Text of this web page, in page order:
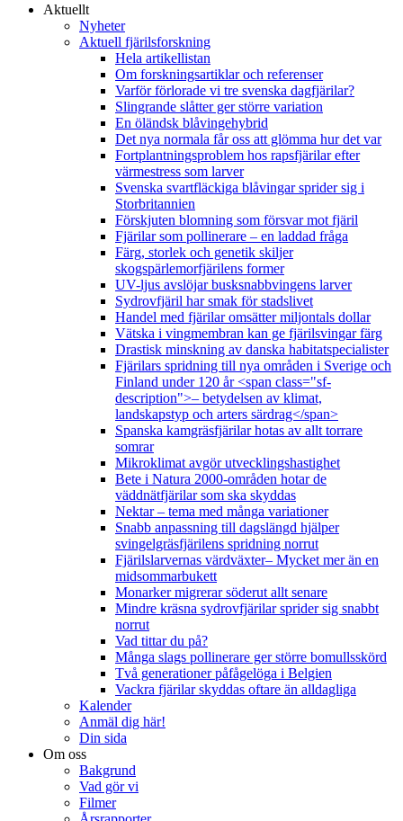
Aktuellt
Nyheter
Aktuell fjärilsforskning
Hela artikellistan
Om forskningsartiklar och referenser
Varför förlorade vi tre svenska dagfjärilar?
Slingrande slåtter ger större variation
En öländsk blåvingehybrid
Det nya normala får oss att glömma hur det var
Fortplantningsproblem hos rapsfjärilar efter
värmestress som larver
Svenska svartfläckiga blåvingar sprider sig i
Storbritannien
Förskjuten blomning som försvar mot fjäril
Fjärilar som pollinerare – en laddad fråga
Färg, storlek och genetik skiljer
skogspärlemorfjärilens former
UV-ljus avslöjar busksnabbvingens larver
Sydrovfjäril har smak för stadslivet
Handel med fjärilar omsätter miljontals dollar
Vätska i vingmembran kan ge fjärilsvingar färg
Drastisk minskning av danska habitatspecialister
Fjärilars spridning till nya områden i Sverige och
Finland under 120 år <span class="sf-
description">– betydelsen av klimat,
landskapstyp och arters särdrag</span>
Spanska kamgräsfjärilar hotas av allt torrare
somrar
Mikroklimat avgör utvecklingshastighet
Bete i Natura 2000-områden hotar de
väddnätfjärilar som ska skyddas
Nektar – tema med många variationer
Snabb anpassning till dagslängd hjälper
svingelgräsfjärilens spridning norrut
Fjärilslarvernas värdväxter– Mycket mer än en
midsommarbukett
Monarker migrerar söderut allt senare
Mindre kräsna sydrovfjärilar sprider sig snabbt
norrut
Vad tittar du på?
Många slags pollinerare ger större bomullsskörd
Två generationer påfågelöga i Belgien
Vackra fjärilar skyddas oftare än alldagliga
Kalender
Anmäl dig här!
Din sida
Om oss
Bakgrund
Vad gör vi
Filmer